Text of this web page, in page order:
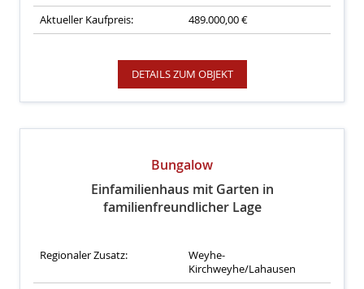
Aktueller Kaufpreis:
489.000,00 €
DETAILS ZUM OBJEKT
Bungalow
Einfamilienhaus mit Garten in
familienfreundlicher Lage
Regionaler Zusatz:
Weyhe-
Kirchweyhe/Lahausen